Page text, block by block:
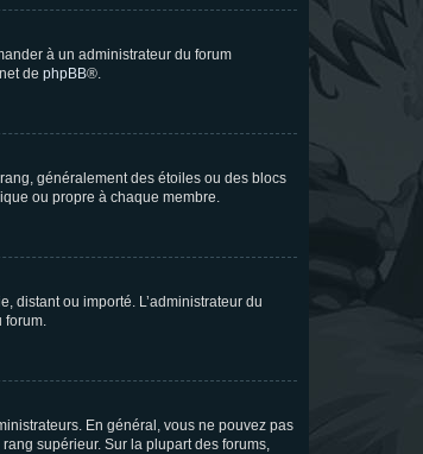
à un administrateur du forum
de phpBB®.
généralement des étoiles ou des blocs
ou propre à chaque membre.
distant ou importé. L’administrateur du
forum.
En général, vous ne pouvez pas
supérieur. Sur la plupart des forums,